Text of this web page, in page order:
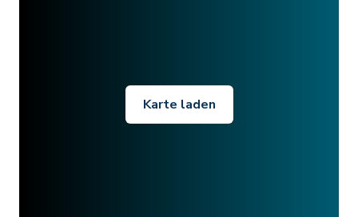
Karte laden